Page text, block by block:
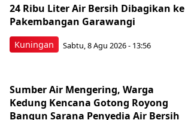
Kuningan
24 Ribu Liter Air Bersih Dibagikan ke
Pakembangan Garawangi
Sabtu, 8 Agu 2026 - 13:56
Sumber Air Mengering, Warga
Kedung Kencana Gotong Royong
Bangun Sarana Penyedia Air Bersih